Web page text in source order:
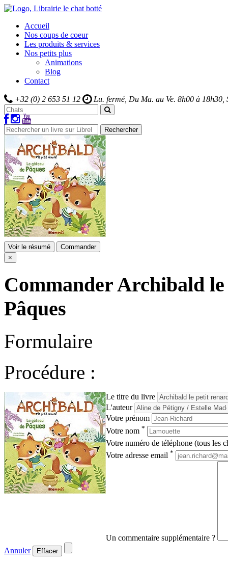
Accueil
Nos coups de coeur
Les produits & services
Nos petits plus
Animations
Blog
Contact
+32 (0) 2 653 51 12 Lu. fermé, Du Ma. au Ve. 8h00 à 18h30,
Rechercher
Voir le résumé
Commander
×
CommanderArchibald le
Pâques
Formulaire
Procédure :
Le titre du livre
L'auteur
Votre prénom
Votre nom *
Votre numéro de téléphone (tous les
Votre adresse email *
Un commentaire supplémentaire ?
Annuler
Effacer